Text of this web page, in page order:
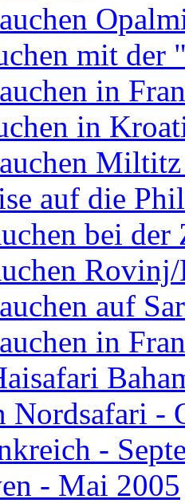
mit
in
in
auf die
bei der
auf
in
Nordsafari -
-
- Mai 2005